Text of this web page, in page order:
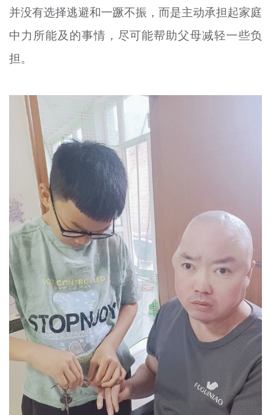
并没有选择逃避和一蹶不振，而是主动承担起家庭
中力所能及的事情，尽可能帮助父母减轻一些负
担。